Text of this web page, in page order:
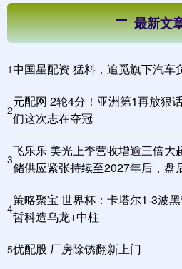
最新文
1中国星配资 猛料，追觅旗下汽车
2
元配网 2轮4分！亚洲第1再放狠
们这次志在夺冠
3
飞乐乐 美光上季营收增逾三倍大
储供应紧张持续至2027年后，盘
4
策略聚宝 世界杯：卡塔尔1-3波
哲科造乌龙+中柱
5优配股 厂房除锈翻新上门